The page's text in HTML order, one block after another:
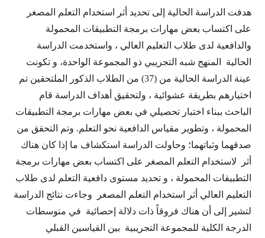
هدفت الدراسة الحالية إلى تحديد أثر استخدام التعلم المصغر
على اكتساب بعض مهارات برمجة التطبيقات المحمولة
والدافعية لدى طلاب التعليم العالي ، واستخدمت الدراسة
الحالية المنهج شبه التجريبي ذو المجموعة الواحدة، و تكونت
عينة الدراسة الحالية من (37) من الطلاب الذكور الملتحقين تم
اختيارهم بطريقة عشوائية ، ولتحقيق أهداف الدراسة قام
الباحث ببناء اختبار تحصيلي في بعض مهارات برمجة التطبيقات
المحمولة ، وتطوير مقياس الدافعية نحو التعلم. وتم التحقق من
صدقهما وثباتهما؛ وحاولت الدراسة استكشاف ما إذا كان هناك
أثر لاستخدام التعلم المصغر على اكتساب بعض مهارات برمجة
التطبيقات المحمولة ، و تحديد مستوى دافعية التعلم لدى طلاب
التعليم العالي أثر استخدام التعلم المصغر وجاءت نتائج الدراسة
لتشير إلى أن هناك فروقاً ذات دلالة إحصائية في متوسطات
الدرجة الكلية للمجموعة التجريبية بين القياسين القبلي